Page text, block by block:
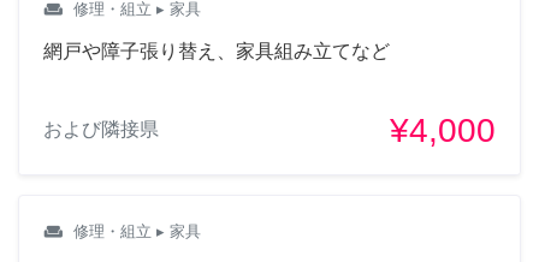
weekend 修理・組立 ▸ 家具
網戸や障子張り替え、家具組み立てなど
および隣接県 ¥4,000
weekend 修理・組立 ▸ 家具